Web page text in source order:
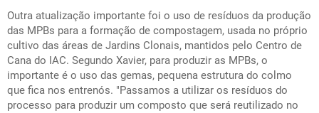
Outra atualização importante foi o uso de resíduos da produção
das MPBs para a formação de compostagem, usada no próprio
cultivo das áreas de Jardins Clonais, mantidos pelo Centro de
Cana do IAC. Segundo Xavier, para produzir as MPBs, o
importante é o uso das gemas, pequena estrutura do colmo
que fica nos entrenós. "Passamos a utilizar os resíduos do
processo para produzir um composto que será reutilizado no